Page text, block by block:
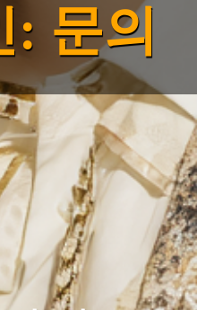
: 문의